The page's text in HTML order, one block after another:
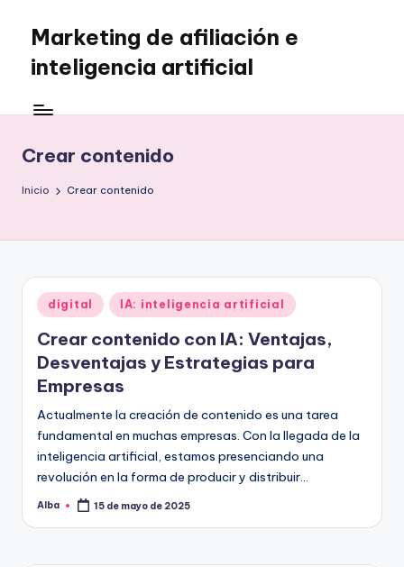
Saltar
contenido
Marketing de afiliación e
inteligencia artificial
Crear contenido
Inicio Crear contenido
Publicado
en
digital IA: inteligencia artificial
Crear contenido con IA: Ventajas,
Desventajas y Estrategias para
Empresas
Actualmente la creación de contenido es una tarea
fundamental en muchas empresas. Con la llegada de la
inteligencia artificial, estamos presenciando una
revolución en la forma de producir y distribuir…
Publicado
Alba 15 de mayo de 2025